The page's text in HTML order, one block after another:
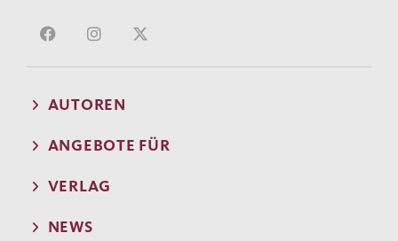
AUTOREN
ANGEBOTE FÜR
VERLAG
NEWS